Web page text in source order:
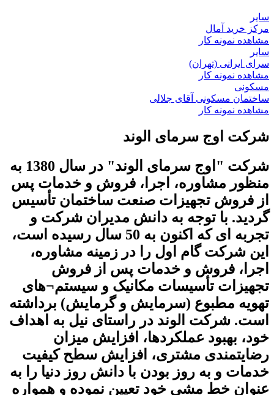
سایر
مرکز خرید آمال
مشاهده نمونه کار
سایر
سرای ایرانی (تهران)
مشاهده نمونه کار
مسکونی
ساختمان مسکونی آقای جلالی
مشاهده نمونه کار
شرکت اوج سرمای الوند
شرکت "اوج سرمای الوند" در سال 1380 به
منظور مشاوره، اجرا، فروش و خدمات پس
از فروش تجهیزات صنعت ساختمان ﺗﺄسیس
گردید. با توجه به دانش مدیران شرکت و
تجربه ای که اکنون به 50 سال رسیده است،
این شرکت گام اول را در زمینه مشاوره،
اجرا، فروش و خدمات پس از فروش
تجهیزات ﺗﺄسیسات مکانیک و سیستم¬های
تهویه مطبوع (سرمایش و گرمایش) برداشته
است. شرکت الوند در راستای نیل به اهداف
خود، بهبود عملکردها، افزایش میزان
رضایتمندی مشتری، افزایش سطح کیفیت
خدمات و به روز بودن با دانش روز دنیا را به
عنوان خط مشی خود تعیین نموده و همواره